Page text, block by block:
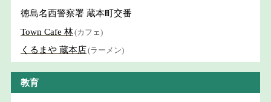
徳島名西警察署 蔵本町交番
Town Cafe 林(カフェ)
くるまや 蔵本店(ラーメン)
教育